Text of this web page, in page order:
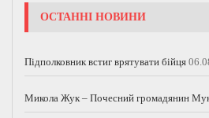
ОСТАННІ НОВИНИ
Підполковник встиг врятувати бійця
Микола Жук – Почесний громадянин